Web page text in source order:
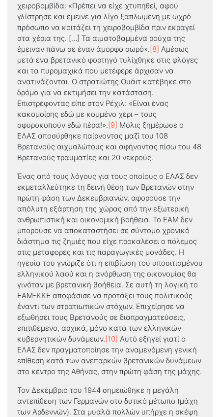
χειροβομβίδα: «Πρέπει να είχε χτυπηθεί, αφού
γλίστρησε και έμεινε για λίγο ξαπλωμένη με ωχρό
πρόσωπο να κοιτάζει τη χειροβομβίδα πριν εκραγεί
στα χέρια της. […] Τα αιματοβαμμένα ρούχα της
έμειναν πάνω σε έναν άμορφο σωρό».[8] Αμέσως
μετά ένα βρετανικό φορτηγό τυλίχθηκε στις φλόγες
και τα πυρομαχικά που μετέφερε άρχισαν να
ανατινάζονται. Ο στρατιώτης Ουάιτ κατέβηκε στο
δρόμο για να εκτιμήσει την κατάσταση.
Επιστρέφοντας είπε στον Ρέχιλ: «Είναι ένας
κακομοίρης εδώ με κομμένο χέρι – τους
σφυροκοπούν εδώ πέρα!».[9] Μόλις ξημέρωσε ο
ΕΛΑΣ αποσύρθηκε παίρνοντας μαζί του 108
Βρετανούς αιχμαλώτους και αφήνοντας πίσω του 48
Βρετανούς τραυματίες και 20 νεκρούς.
Ένας από τους λόγους για τους οποίους ο ΕΛΑΣ δεν
εκμεταλλεύτηκε τη δεινή θέση των Βρετανών στην
πρώτη φάση των Δεκεμβριανών, αφορούσε την
απόλυτη εξάρτηση της χώρας από την εξωτερική
ανθρωπιστική και οικονομική βοήθεια. Το ΕΑΜ δεν
μπορούσε να αποκαταστήσει σε σύντομο χρονικό
διάστημα τις ζημιές που είχε προκαλέσει ο πόλεμος
στις μεταφορές και τις παραγωγικές μονάδες. Η
ηγεσία του γνώριζε ότι η επιβίωση του υποσιτισμένου
ελληνικού λαού και η ανόρθωση της οικονομίας θα
γινόταν με βρετανική βοήθεια. Σε αυτή τη λογική το
ΕΑΜ-ΚΚΕ αποφάσισε να προτάξει τους πολιτικούς
έναντι των στρατιωτικών στόχων. Επιχείρησε να
εξωθήσει τους Βρετανούς σε διαπραγματεύσεις,
επιτιθέμενο, αρχικά, μόνο κατά των ελληνικών
κυβερνητικών δυνάμεων.[10] Αυτό εξηγεί γιατί ο
ΕΛΑΣ δεν πραγματοποίησε την αναμενόμενη γενική
επίθεση κατά των ανεπαρκών βρετανικών δυνάμεων
στο κέντρο της Αθήνας, στην πρώτη φάση της μάχης.
Τον Δεκέμβριο του 1944 σημειώθηκε η μεγάλη
αντεπίθεση των Γερμανών στο δυτικό μέτωπο (μάχη
των Αρδεννών). Στα μυαλά πολλών υπήρχε η σκέψη